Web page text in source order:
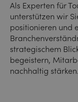
Als Experten für
unterstützen wir
positionieren und
strategischem
begeistern,
nachhaltig stärken.